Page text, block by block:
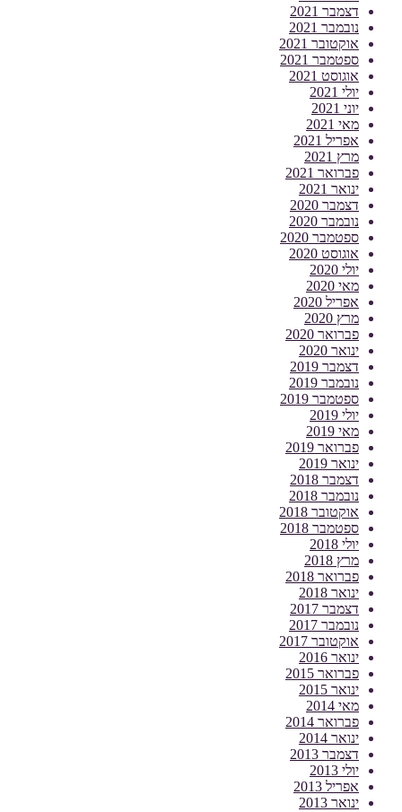
דצמבר 2021
נובמבר 2021
אוקטובר 2021
ספטמבר 2021
אוגוסט 2021
יולי 2021
יוני 2021
מאי 2021
אפריל 2021
מרץ 2021
פברואר 2021
ינואר 2021
דצמבר 2020
נובמבר 2020
ספטמבר 2020
אוגוסט 2020
יולי 2020
מאי 2020
אפריל 2020
מרץ 2020
פברואר 2020
ינואר 2020
דצמבר 2019
נובמבר 2019
ספטמבר 2019
יולי 2019
מאי 2019
פברואר 2019
ינואר 2019
דצמבר 2018
נובמבר 2018
אוקטובר 2018
ספטמבר 2018
יולי 2018
מרץ 2018
פברואר 2018
ינואר 2018
דצמבר 2017
נובמבר 2017
אוקטובר 2017
ינואר 2016
פברואר 2015
ינואר 2015
מאי 2014
פברואר 2014
ינואר 2014
דצמבר 2013
יולי 2013
אפריל 2013
ינואר 2013